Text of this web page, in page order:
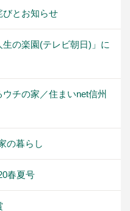
びとお知らせ
の楽園(テレビ朝日)」に
チの家／住まいnet信州
の暮らし
春夏号